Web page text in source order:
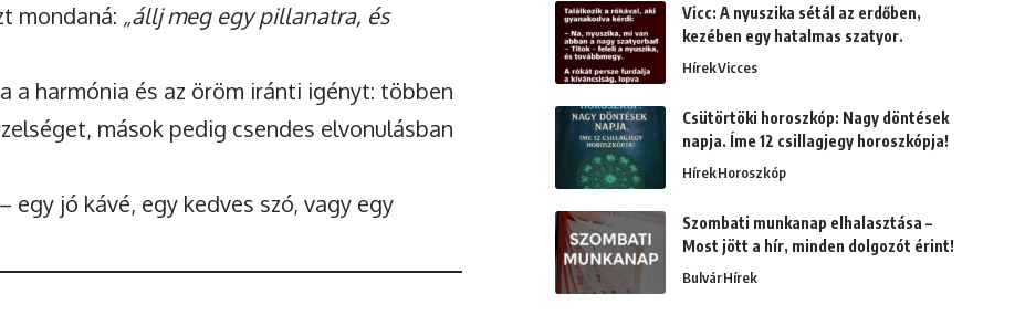
mondaná: „állj meg egy pillanatra, és
a harmónia és az öröm iránti igényt: többen
mások pedig csendes elvonulásban
egy jó kávé, egy kedves szó, vagy egy
Vicc: A nyuszika sétál az erdőben,
kezében egy hatalmas szatyor.
HírekVicces
Csütörtöki horoszkóp: Nagy döntések
napja. Íme 12 csillagjegy horoszkópja!
HírekHoroszkóp
Szombati munkanap elhalasztása –
Most jött a hír, minden dolgozót érint!
BulvárHírek